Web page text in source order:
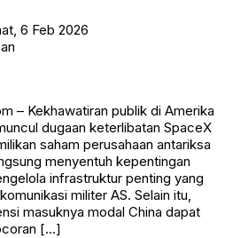
6 Feb 2026
– Kekhawatiran publik di Amerika
dugaan keterlibatan SpaceX
saham perusahaan antariksa
menyentuh kepentingan
infrastruktur penting yang
militer AS. Selain itu,
masuknya modal China dapat
[…]